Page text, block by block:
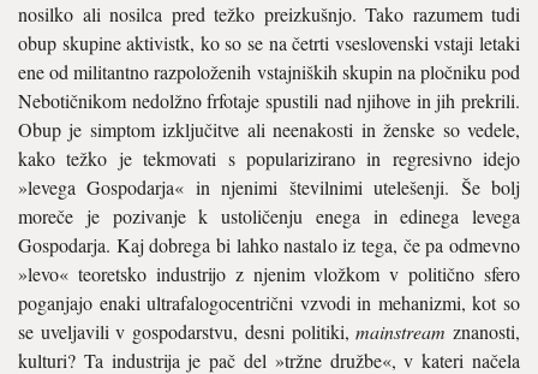
nosilko ali nosilca pred težko preizkušnjo. Tako razumem tudi
obup skupine aktivistk, ko so se na četrti vseslovenski vstaji letaki
ene od militantno razpoloženih vstajniških skupin na pločniku pod
Nebotičnikom nedolžno frfotaje spustili nad njihove in jih prekrili.
Obup je simptom izključitve ali neenakosti in ženske so vedele,
kako težko je tekmovati s popularizirano in regresivno idejo
»levega Gospodarja« in njenimi številnimi utelešenji. Še bolj
moreče je pozivanje k ustoličenju enega in edinega levega
Gospodarja. Kaj dobrega bi lahko nastalo iz tega, če pa odmevno
»levo« teoretsko industrijo z njenim vložkom v politično sfero
poganjajo enaki ultrafalogocentrični vzvodi in mehanizmi, kot so
se uveljavili v gospodarstvu, desni politiki, mainstream znanosti,
kulturi? Ta industrija je pač del »tržne družbe«, v kateri načela